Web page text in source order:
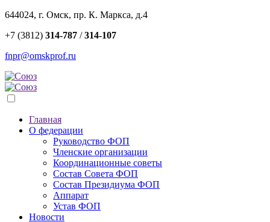
644024, г. Омск, пр. К. Маркса, д.4
+7 (3812) 314-787 /314-107
fnpr@omskprof.ru
Главная
О федерации
Руководство ФОП
Членские организации
Координационные советы
Состав Совета ФОП
Состав Президиума ФОП
Аппарат
Устав ФОП
Новости